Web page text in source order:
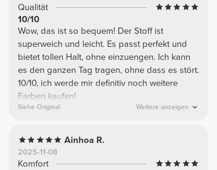
Qualität
10/10
Wow, das ist so bequem! Der Stoff ist
superweich und leicht. Es passt perfekt und
bietet tollen Halt, ohne einzuengen. Ich kann
es den ganzen Tag tragen, ohne dass es stört.
10/10, ich werde mir definitiv noch weitere
Farben kaufen!
Siehe Original Weitere anzeigen
Ainhoa R.
2025-11-08
Komfort